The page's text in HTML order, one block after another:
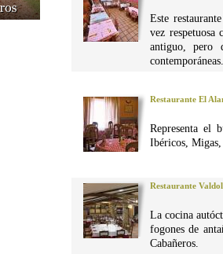
Este
vez
antiguo, pero
contemporáneas.
Restaurante El
Representa el
Ibéricos, Migas,
Restaurante
La cocina
fogones de
Cabañeros.